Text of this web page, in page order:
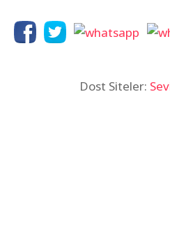
Dost Siteler: